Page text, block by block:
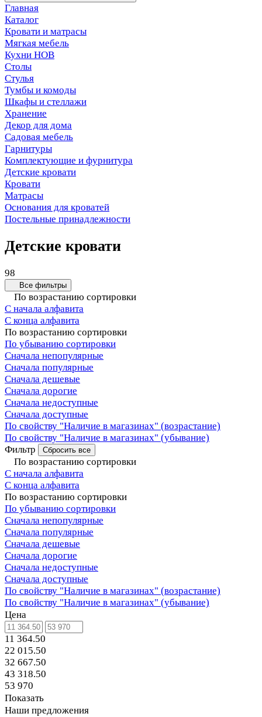
Главная
Каталог
Кровати и матрасы
Мягкая мебель
Кухни НОВ
Столы
Стулья
Тумбы и комоды
Шкафы и стеллажи
Хранение
Декор для дома
Садовая мебель
Гарнитуры
Комплектующие и фурнитура
Детские кровати
Кровати
Матрасы
Основания для кроватей
Постельные принадлежности
Детские кровати
98
Все фильтры
По возрастанию сортировки
С начала алфавита
С конца алфавита
По возрастанию сортировки
По убыванию сортировки
Сначала непопулярные
Сначала популярные
Сначала дешевые
Сначала дорогие
Сначала недоступные
Сначала доступные
По свойству "Наличие в магазинах" (возрастание)
По свойству "Наличие в магазинах" (убывание)
Фильтр
Сбросить все
По возрастанию сортировки
С начала алфавита
С конца алфавита
По возрастанию сортировки
По убыванию сортировки
Сначала непопулярные
Сначала популярные
Сначала дешевые
Сначала дорогие
Сначала недоступные
Сначала доступные
По свойству "Наличие в магазинах" (возрастание)
По свойству "Наличие в магазинах" (убывание)
Цена
11 364.50
22 015.50
32 667.50
43 318.50
53 970
Показать
Наши предложения